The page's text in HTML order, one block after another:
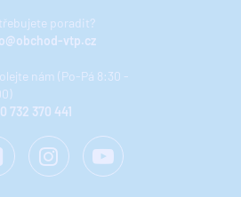
poradit?
vtp.cz
nám (Po-Pá 8:30 -
732 370 441